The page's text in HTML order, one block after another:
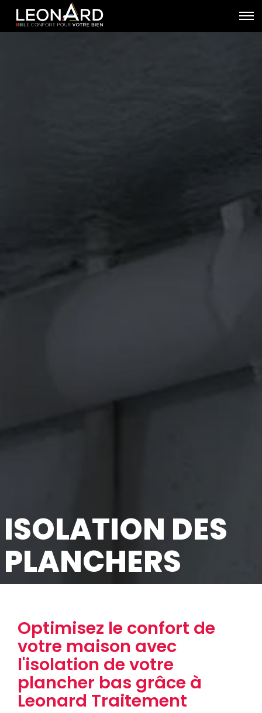
ISOLATION DES
PLANCHERS
Optimisez le confort de
votre maison avec
l'isolation de votre
plancher bas grâce à
Leonard Traitement